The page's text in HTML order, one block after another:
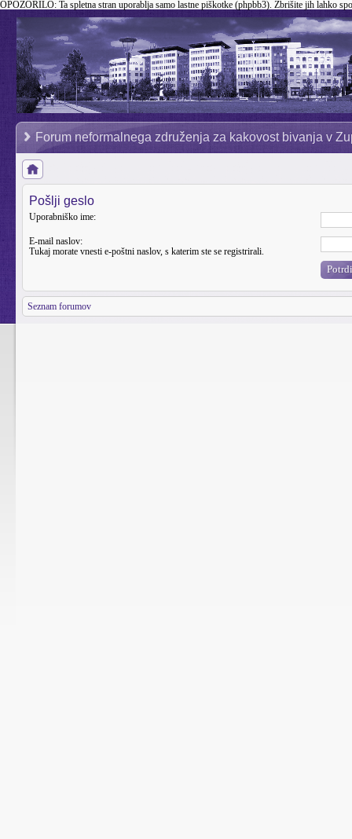
OPOZORILO: Ta spletna stran uporablja samo lastne piškotke (phpbb3). Zbrišite jih lahko
Forum neformalnega združenja za kakovost bivanja v
Pošlji geslo
Uporabniško ime:
E-mail naslov:
Tukaj morate vnesti e-poštni naslov, s katerim ste se registrirali.
Seznam forumov